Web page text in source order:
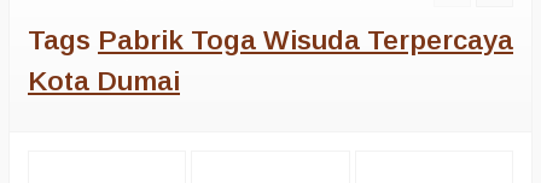
Tags Pabrik Toga Wisuda Terpercaya
Kota Dumai